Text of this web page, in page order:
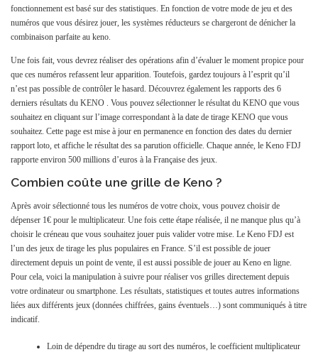
fonctionnement est basé sur des statistiques. En fonction de votre mode de jeu et des
numéros que vous désirez jouer, les systèmes réducteurs se chargeront de dénicher la
combinaison parfaite au keno.
Une fois fait, vous devrez réaliser des opérations afin d’évaluer le moment propice pour
que ces numéros refassent leur apparition. Toutefois, gardez toujours à l’esprit qu’il
n’est pas possible de contrôler le hasard. Découvrez également les rapports des 6
derniers résultats du KENO . Vous pouvez sélectionner le résultat du KENO que vous
souhaitez en cliquant sur l’image correspondant à la date de tirage KENO que vous
souhaitez. Cette page est mise à jour en permanence en fonction des dates du dernier
rapport loto, et affiche le résultat des sa parution officielle. Chaque année, le Keno FDJ
rapporte environ 500 millions d’euros à la Française des jeux.
Combien coûte une grille de Keno ?
Après avoir sélectionné tous les numéros de votre choix, vous pouvez choisir de
dépenser 1€ pour le multiplicateur. Une fois cette étape réalisée, il ne manque plus qu’à
choisir le créneau que vous souhaitez jouer puis valider votre mise. Le Keno FDJ est
l’un des jeux de tirage les plus populaires en France. S’il est possible de jouer
directement depuis un point de vente, il est aussi possible de jouer au Keno en ligne.
Pour cela, voici la manipulation à suivre pour réaliser vos grilles directement depuis
votre ordinateur ou smartphone. Les résultats, statistiques et toutes autres informations
liées aux différents jeux (données chiffrées, gains éventuels…) sont communiqués à titre
indicatif.
Loin de dépendre du tirage au sort des numéros, le coefficient multiplicateur